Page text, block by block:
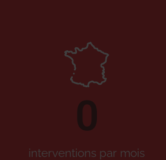
interventions par mois
0